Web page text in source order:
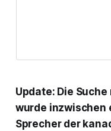
Update: Die
wurde inzwischen
Sprecher der